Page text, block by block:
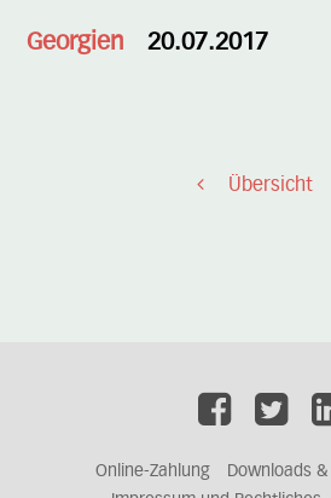
Georgien 20.07.2017
Übersicht
Online-Zahlung
Downloads